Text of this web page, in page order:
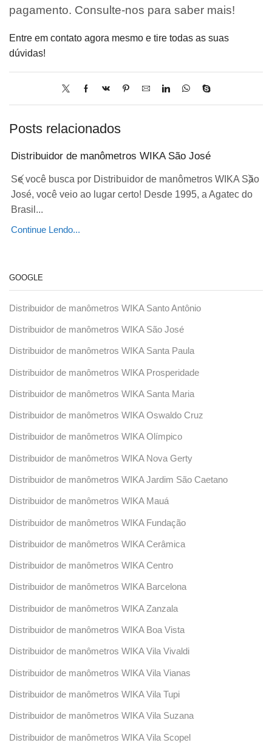
pagamento. Consulte-nos para saber mais!
Entre em contato agora mesmo e tire todas as suas
dúvidas!
Posts relacionados
Distribuidor de manômetros WIKA São José
Se você busca por Distribuidor de manômetros WIKA São
José, você veio ao lugar certo! Desde 1995, a Agatec do
Brasil...
Continue Lendo...
GOOGLE
Distribuidor de manômetros WIKA Santo Antônio
Distribuidor de manômetros WIKA São José
Distribuidor de manômetros WIKA Santa Paula
Distribuidor de manômetros WIKA Prosperidade
Distribuidor de manômetros WIKA Santa Maria
Distribuidor de manômetros WIKA Oswaldo Cruz
Distribuidor de manômetros WIKA Olímpico
Distribuidor de manômetros WIKA Nova Gerty
Distribuidor de manômetros WIKA Jardim São Caetano
Distribuidor de manômetros WIKA Mauá
Distribuidor de manômetros WIKA Fundação
Distribuidor de manômetros WIKA Cerâmica
Distribuidor de manômetros WIKA Centro
Distribuidor de manômetros WIKA Barcelona
Distribuidor de manômetros WIKA Zanzala
Distribuidor de manômetros WIKA Boa Vista
Distribuidor de manômetros WIKA Vila Vivaldi
Distribuidor de manômetros WIKA Vila Vianas
Distribuidor de manômetros WIKA Vila Tupi
Distribuidor de manômetros WIKA Vila Suzana
Distribuidor de manômetros WIKA Vila Scopel